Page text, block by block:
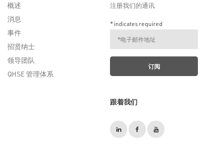
概述
消息
事件
招贤纳士
领导团队
QHSE 管理体系
注册我们的通讯
*indicates required
跟着我们